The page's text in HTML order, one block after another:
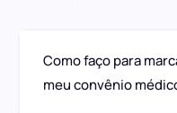
Como faço para
meu convênio